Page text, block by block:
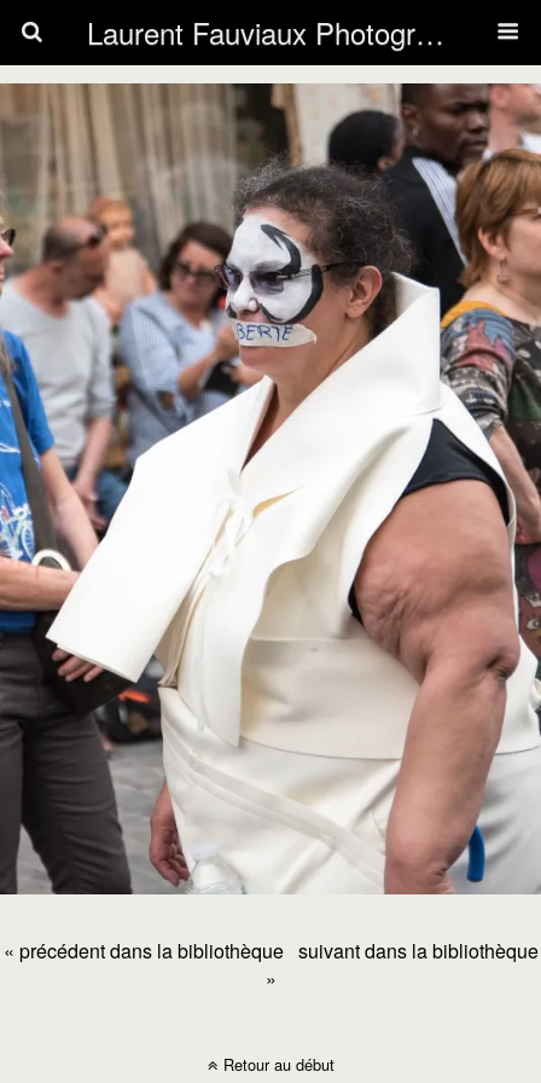
Laurent Fauviaux Photography
« précédent dans la bibliothèque suivant dans la bibliothèque
»
Retour au début